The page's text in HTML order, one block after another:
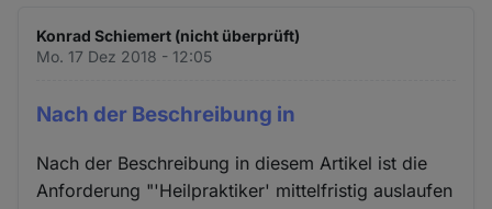
Konrad Schiemert (nicht überprüft)
Mo. 17 Dez 2018 - 12:05
Nach der Beschreibung in
Nach der Beschreibung in diesem Artikel ist die
Anforderung "'Heilpraktiker' mittelfristig auslaufen